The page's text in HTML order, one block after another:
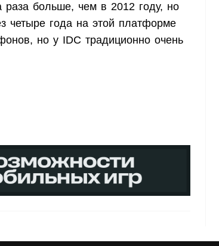
раза больше, чем в 2012 году, но
четыре года на этой платформе
но у IDC традиционно очень